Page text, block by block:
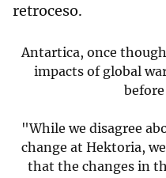
retroceso.
Antartica, once
impacts of global
"While we disagree
change at Hektoria,
that the changes in